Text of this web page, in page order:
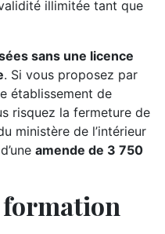
illimitée tant que
sans une licence
. Si vous proposez par
établissement de
risquez la fermeture de
ministère de l’intérieur
amende de 3 750
formation